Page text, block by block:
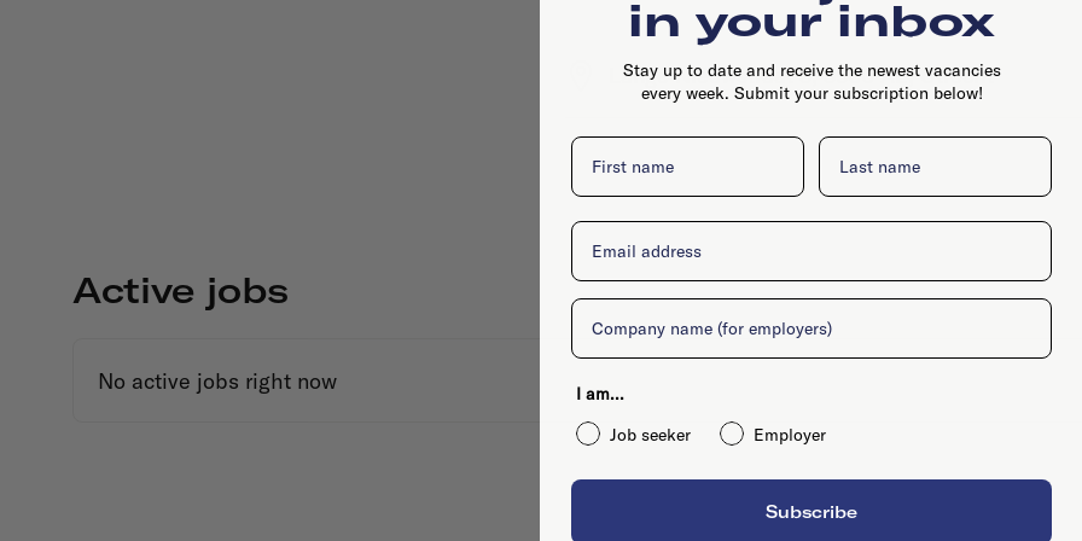
Lange Nieuwstraat 3, 3500 AE, Utrecht
Active jobs
No active jobs right now
in your inbox
Stay up to date and receive the newest vacancies
every week. Submit your subscription below!
First name Last name
Email
Company
I am...
Job seeker
Employer
Subscribe